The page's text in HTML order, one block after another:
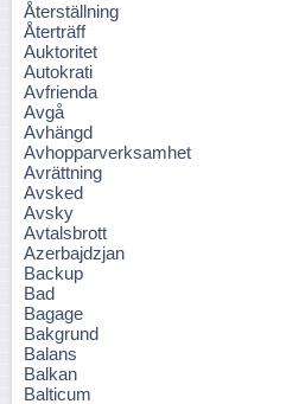
Återställning
Återträff
Auktoritet
Autokrati
Avfrienda
Avgå
Avhängd
Avhopparverksamhet
Avrättning
Avsked
Avsky
Avtalsbrott
Azerbajdzjan
Backup
Bad
Bagage
Bakgrund
Balans
Balkan
Balticum